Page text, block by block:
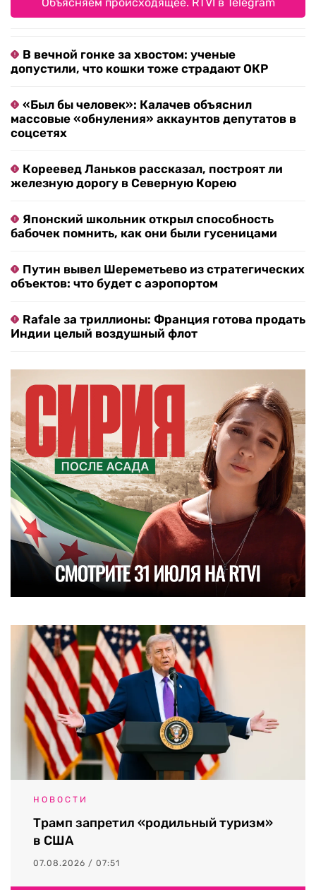
В вечной гонке за хвостом: ученые
допустили, что кошки тоже страдают ОКР
«Был бы человек»: Калачев объяснил
массовые «обнуления» аккаунтов депутатов в
соцсетях
Кореевед Ланьков рассказал, построят ли
железную дорогу в Северную Корею
Японский школьник открыл способность
бабочек помнить, как они были гусеницами
Путин вывел Шереметьево из стратегических
объектов: что будет с аэропортом
Rafale за триллионы: Франция готова продать
Индии целый воздушный флот
НОВОСТИ
Трамп запретил «родильный туризм»
в США
07.08.2026 / 07:51